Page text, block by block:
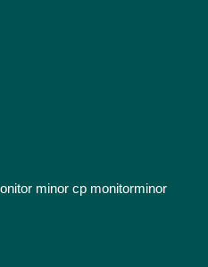
minor cp monitorminor